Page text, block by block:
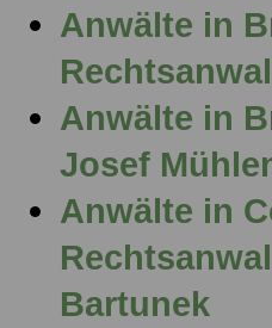
Anwälte in
Anwälte in
Josef
Anwälte in
Bartunek